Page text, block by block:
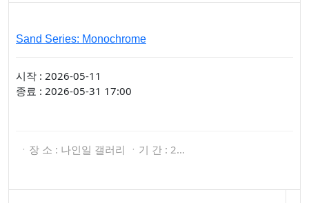
Sand Series: Monochrome
시작 : 2026-05-11
종료 : 2026-05-31 17:00
ㆍ장 소 : 나인일 갤러리 ㆍ기 간 : 2…